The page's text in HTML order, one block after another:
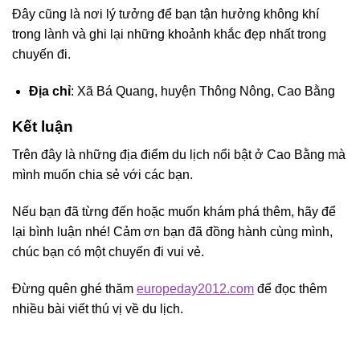
Đây cũng là nơi lý tưởng để bạn tận hưởng không khí
trong lành và ghi lại những khoảnh khắc đẹp nhất trong
chuyến đi.
Địa chỉ: Xã Bá Quang, huyện Thông Nông, Cao Bằng
Kết luận
Trên đây là những địa điểm du lịch nổi bật ở Cao Bằng mà
mình muốn chia sẻ với các bạn.
Nếu bạn đã từng đến hoặc muốn khám phá thêm, hãy để
lại bình luận nhé! Cảm ơn bạn đã đồng hành cùng mình,
chúc bạn có một chuyến đi vui vẻ.
Đừng quên ghé thăm europeday2012.com để đọc thêm
nhiều bài viết thú vị về du lịch.